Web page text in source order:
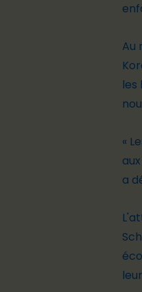
Au
les
«
a